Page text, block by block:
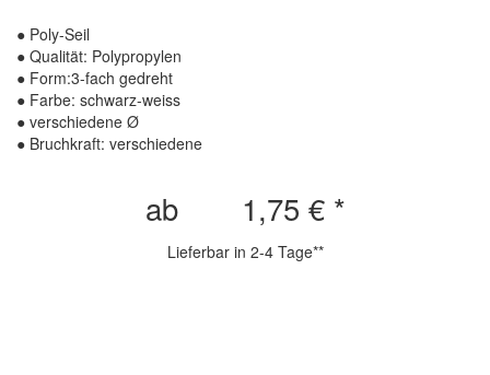
● Poly-Seil
● Qualität: Polypropylen
● Form:3-fach gedreht
● Farbe: schwarz-weiss
● verschiedene Ø
● Bruchkraft: verschiedene
ab 1,75 €*
Lieferbar in 2-4 Tage**